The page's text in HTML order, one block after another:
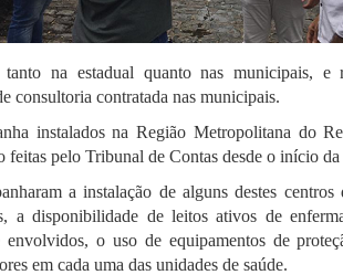
na estadual quanto nas municipais, e
consultoria contratada nas municipais.
instalados na Região Metropolitana do
feitas pelo Tribunal de Contas desde o início da
a instalação de alguns destes centros
a disponibilidade de leitos ativos de
envolvidos, o uso de equipamentos de
em cada uma das unidades de saúde.